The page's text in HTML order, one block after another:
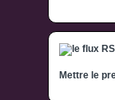
Mettre le